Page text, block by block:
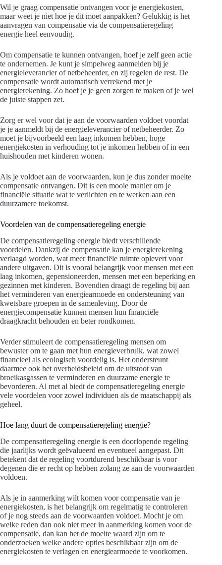
Wil je graag compensatie ontvangen voor je energiekosten,
maar weet je niet hoe je dit moet aanpakken? Gelukkig is het
aanvragen van compensatie via de compensatieregeling
energie heel eenvoudig.
Om compensatie te kunnen ontvangen, hoef je zelf geen actie
te ondernemen. Je kunt je simpelweg aanmelden bij je
energieleverancier of netbeheerder, en zij regelen de rest. De
compensatie wordt automatisch verrekend met je
energierekening. Zo hoef je je geen zorgen te maken of je wel
de juiste stappen zet.
Zorg er wel voor dat je aan de voorwaarden voldoet voordat
je je aanmeldt bij de energieleverancier of netbeheerder. Zo
moet je bijvoorbeeld een laag inkomen hebben, hoge
energiekosten in verhouding tot je inkomen hebben of in een
huishouden met kinderen wonen.
Als je voldoet aan de voorwaarden, kun je dus zonder moeite
compensatie ontvangen. Dit is een mooie manier om je
financiële situatie wat te verlichten en te werken aan een
duurzamere toekomst.
Voordelen van de compensatieregeling energie
De compensatieregeling energie biedt verschillende
voordelen. Dankzij de compensatie kan je energierekening
verlaagd worden, wat meer financiële ruimte oplevert voor
andere uitgaven. Dit is vooral belangrijk voor mensen met een
laag inkomen, gepensioneerden, mensen met een beperking en
gezinnen met kinderen. Bovendien draagt de regeling bij aan
het verminderen van energiearmoede en ondersteuning van
kwetsbare groepen in de samenleving. Door de
energiecompensatie kunnen mensen hun financiële
draagkracht behouden en beter rondkomen.
Verder stimuleert de compensatieregeling mensen om
bewuster om te gaan met hun energieverbruik, wat zowel
financieel als ecologisch voordelig is. Het ondersteunt
daarmee ook het overheidsbeleid om de uitstoot van
broeikasgassen te verminderen en duurzame energie te
bevorderen. Al met al biedt de compensatieregeling energie
vele voordelen voor zowel individuen als de maatschappij als
geheel.
Hoe lang duurt de compensatieregeling energie?
De compensatieregeling energie is een doorlopende regeling
die jaarlijks wordt geëvalueerd en eventueel aangepast. Dit
betekent dat de regeling voortdurend beschikbaar is voor
degenen die er recht op hebben zolang ze aan de voorwaarden
voldoen.
Als je in aanmerking wilt komen voor compensatie van je
energiekosten, is het belangrijk om regelmatig te controleren
of je nog steeds aan de voorwaarden voldoet. Mocht je om
welke reden dan ook niet meer in aanmerking komen voor de
compensatie, dan kan het de moeite waard zijn om te
onderzoeken welke andere opties beschikbaar zijn om de
energiekosten te verlagen en energiearmoede te voorkomen.